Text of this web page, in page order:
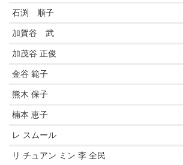
石渕 順子
加賀谷 武
加茂谷 正俊
金谷 範子
熊木 保子
楠本 恵子
レ スムール
リ チュアン ミン 李 全民